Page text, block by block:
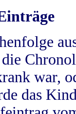
war,
das